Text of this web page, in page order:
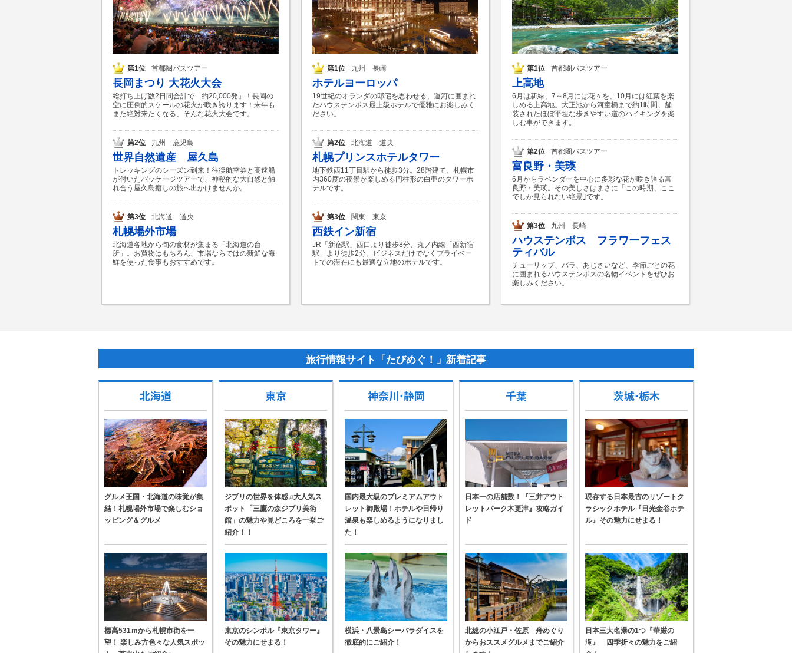
第1位 首都圏バスツアー
長岡まつり 大花火大会
総打ち上げ数2日間合計で「約20,000発」！長岡の
空に圧倒的スケールの花火が咲き誇ります！来年も
また絶対来たくなる、そんな花火大会です。
第2位 九州 鹿児島
世界自然遺産 屋久島
トレッキングのシーズン到来！往復航空券と高速船
が付いたパッケージツアーで、神秘的な大自然と触
れ合う屋久島癒しの旅へ出かけませんか。
第3位 北海道 道央
札幌場外市場
北海道各地から旬の食材が集まる「北海道の台
所」。お買物はもちろん、市場ならではの新鮮な海
鮮を使った食事もおすすめです。
第1位 九州 長崎
ホテルヨーロッパ
19世紀のオランダの邸宅を思わせる、運河に囲まれ
たハウステンボス最上級ホテルで優雅にお楽しみく
ださい。
第2位 北海道 道央
札幌プリンスホテルタワー
地下鉄西11丁目駅から徒歩3分。28階建て、札幌市
内360度の夜景が楽しめる円柱形の白亜のタワーホ
テルです。
第3位 関東 東京
西鉄イン新宿
JR「新宿駅」西口より徒歩8分、丸ノ内線「西新宿
駅」より徒歩2分。ビジネスだけでなくプライベー
トでの滞在にも最適な立地のホテルです。
第1位 首都圏バスツアー
上高地
6月は新緑、7～8月には花々を、10月には紅葉を楽
しめる上高地。大正池から河童橋まで約1時間、舗
装されたほぼ平坦な歩きやすい道のハイキングを楽
しむ事ができます。
第2位 首都圏バスツアー
富良野・美瑛
6月からラベンダーを中心に多彩な花が咲き誇る富
良野・美瑛。その美しさはまさに「この時期、ここ
でしか見られない絶景｣です。
第3位 九州 長崎
ハウステンボス フラワーフェス
ティバル
チューリップ、バラ、あじさいなど、季節ごとの花
に囲まれるハウステンボスの名物イベントをぜひお
楽しみください。
旅行情報サイト「たびめぐ！」新着記事
グルメ王国・北海道の味覚が集
結！札幌場外市場で楽しむショ
ッピング＆グルメ
標高531ｍから札幌市街を一
望！ 楽しみ方色々な人気スポッ
ジブリの世界を体感♫大人気ス
ポット「三鷹の森ジブリ美術
館」の魅力や見どころを一挙ご
紹介！！
東京のシンボル『東京タワー』
その魅力にせまる！
国内最大級のプレミアムアウト
レット御殿場！ホテルや日帰り
温泉も楽しめるようになりまし
た！
横浜・八景島シーパラダイスを
徹底的にご紹介！
日本一の店舗数！『三井アウト
レットパーク木更津』攻略ガイ
ド
北総の小江戸・佐原 舟めぐり
からおススメグルメまでご紹介
現存する日本最古のリゾートク
ラシックホテル『日光金谷ホテ
ル』その魅力にせまる！
日本三大名瀑の1つ『華厳の
滝』 四季折々の魅力をご紹